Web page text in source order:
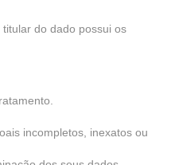
do dado possui os
incompletos, inexatos ou